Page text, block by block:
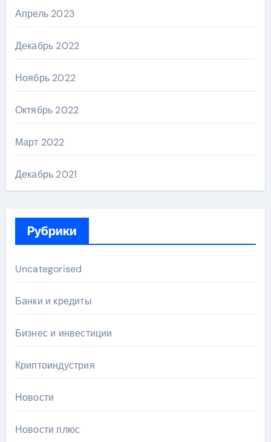
Апрель 2023
Декабрь 2022
Ноябрь 2022
Октябрь 2022
Март 2022
Декабрь 2021
Рубрики
Uncategorised
Банки и кредиты
Бизнес и инвестиции
Криптоиндустрия
Новости
Новости плюс